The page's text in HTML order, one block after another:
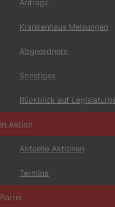
Anträge
Krankenhaus Melsungen
Abgeordnete
Sonstiges
Rückblick auf
In Aktion
Aktuelle Aktionen
Termine
Partei